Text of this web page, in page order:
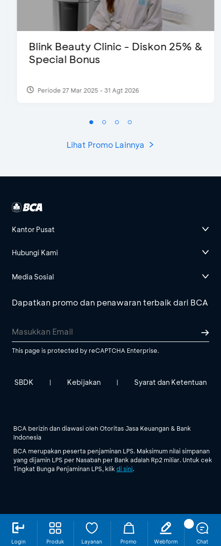
Login Produk Layanan Promo
Webform
Chat
Blink Beauty Clinic - Diskon 25% &
Special Bonus
Periode 27 Mar 2025 - 31 Agt 2026
Lihat Promo Lainnya
Kantor Pusat
Hubungi Kami
Media Sosial
Dapatkan promo dan penawaran terbaik dari BCA
This page is protected by reCAPTCHA Enterprise.
SBDK | Kebijakan | Syarat dan Ketentuan
BCA berizin dan diawasi oleh Otoritas Jasa Keuangan & Bank
Indonesia
BCA merupakan peserta penjaminan LPS. Maksimum nilai simpanan
yang dijamin LPS per Nasabah per Bank adalah Rp2 miliar. Untuk cek
Tingkat Bunga Penjaminan LPS, klik di sini.